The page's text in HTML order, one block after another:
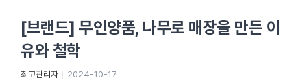
[브랜드] 무인양품, 나무로 매장을 만든 이
유와 철학
최고관리자 2024-10-17